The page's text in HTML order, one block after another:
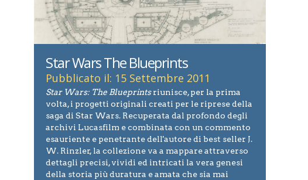
Star Wars The Blueprints
Pubblicato il: 15 Settembre 2011
Star Wars: The Blueprintsriunisce, per la prima
volta, i progetti originali creati per le riprese della
saga di Star Wars. Recuperata dal profondo degli
archivi Lucasfilm e combinata con un commento
esauriente e penetrante dell'autore di best seller J.
W. Rinzler, la collezione va a mappare attraverso
dettagli precisi, vividi ed intricati la vera genesi
della storia più duratura e amata che sia mai